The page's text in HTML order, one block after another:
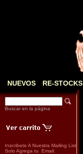
NUEVOS RE-STOCKS
Buscar en la página
Inscribete A Nuestra Mailing List
Solo Agrega tu Email: